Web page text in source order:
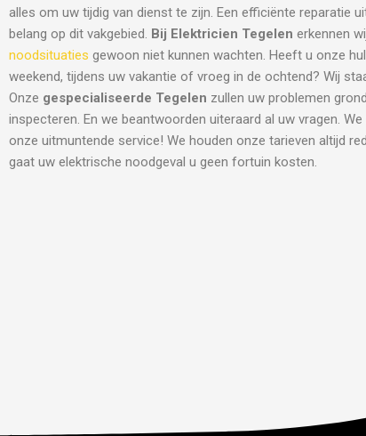
alles om uw tijdig van dienst te zijn. Een efficiënte reparatie
belang op dit vakgebied. Bij Elektricien Tegelen erkennen
noodsituaties gewoon niet kunnen wachten. Heeft u onze
weekend, tijdens uw vakantie of vroeg in de ochtend? Wij
Onze gespecialiseerde Tegelen zullen uw problemen
inspecteren. En we beantwoorden uiteraard al uw vragen.
onze uitmuntende service! We houden onze tarieven altijd
gaat uw elektrische noodgeval u geen fortuin kosten.